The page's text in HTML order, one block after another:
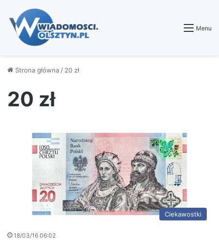
Menu
Strona główna / 20 zł
20 zł
Ciekawostki
18/03/16 06:02